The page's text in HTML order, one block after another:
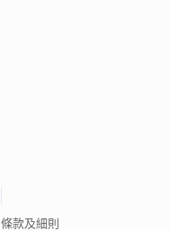
條款及細則